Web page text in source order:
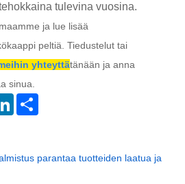
tulevina vuosina.
ja lue lisää
peltiä. Tiedustelut tai
yhteyttätänään ja anna
sinua.
LinkedIn
parantaa tuotteiden laatua ja